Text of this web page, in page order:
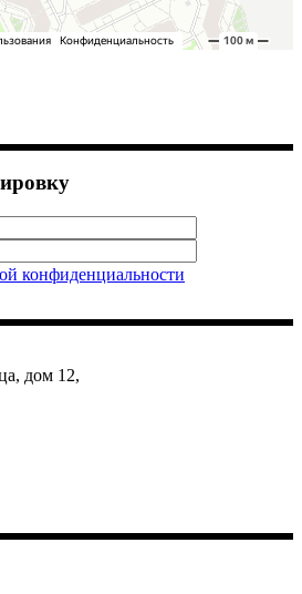
конфиденциальности
дом 12,